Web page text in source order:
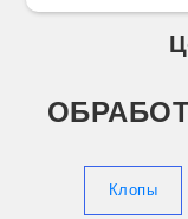
Клопы